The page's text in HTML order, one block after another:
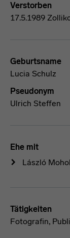
Verstorben
17.5.1989
Geburtsname
Lucia Schulz
Pseudonym
Ulrich Steffen
Ehe mit
László
Tätigkeiten
Fotografin,